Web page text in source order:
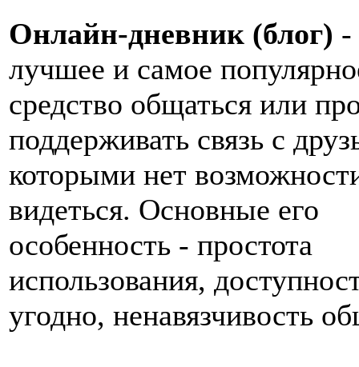
Онлайн-дневник (блог) -
лучшее и самое
средство общаться или
поддерживать связь с
которыми нет
видеться. Основные его
особенность - простота
использования,
угодно, ненавязчивость